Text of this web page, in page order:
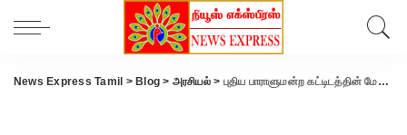
News Express Tamil > Blog > அரசியல்> புதிய பாராளுமன்ற கட்டிடத்தின் மேல் பிரமாண்ட வெண்கல தேசிய சின்னத்தை திறந்து வைத்தார் பிரதமர் மோடி..!!